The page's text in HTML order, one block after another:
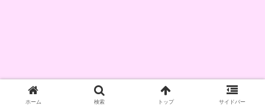
ホーム 検索 トップ サイドバー